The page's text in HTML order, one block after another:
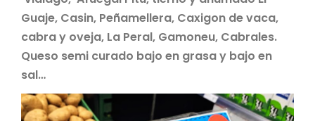
Guaje, Casin, Peñamellera, Caxigon de vaca,
cabra y oveja, La Peral, Gamoneu, Cabrales.
Queso semi curado bajo en grasa y bajo en
sal…